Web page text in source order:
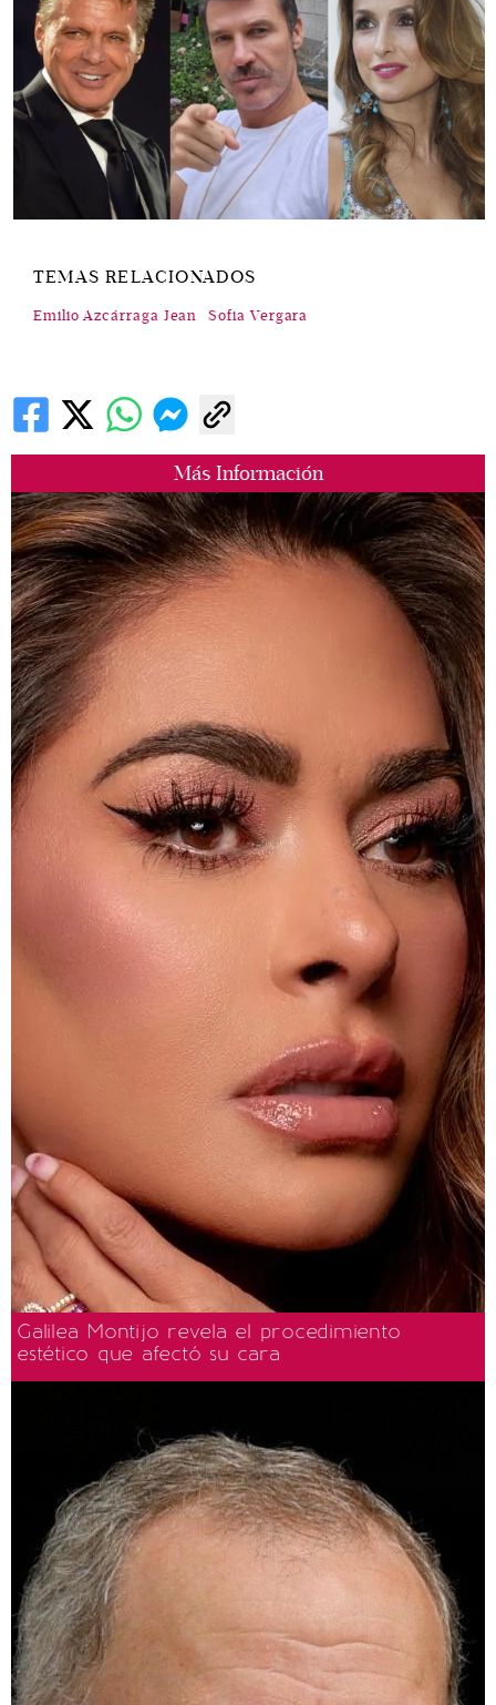
Más Información
Galilea Montijo revela el procedimiento
estético que afectó su cara
TEMAS RELACIONADOS
Emilio Azcárraga Jean Sofia Vergara